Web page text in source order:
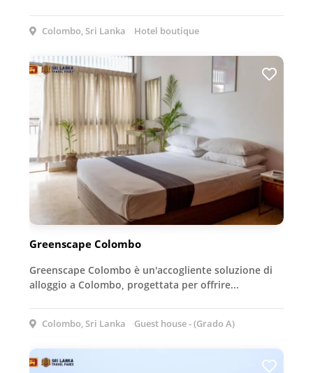
Colombo, Sri Lanka Hotel boutique
Greenscape Colombo
Greenscape Colombo è un'accogliente soluzione di
alloggio a Colombo, progettata per offrire...
Colombo, Sri Lanka Guest house - (Grado A)